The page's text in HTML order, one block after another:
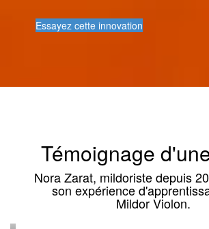
Essayez cette innovation
Témoignage
Nora Zarat, mildoriste depuis
son expérience
Mildor Violon.